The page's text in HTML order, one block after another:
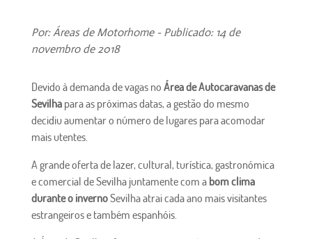
Por: Áreas de Motorhome - Publicado: 14 de
novembro de 2018
Devido à demanda de vagas no Área de Autocaravanas de
Sevilhapara as próximas datas, a gestão do mesmo
decidiu aumentar o número de lugares para acomodar
mais utentes.
A grande oferta de lazer, cultural, turística, gastronómica
e comercial de Sevilha juntamente com a bom clima
durante o invernoSevilha atrai cada ano mais visitantes
estrangeiros e também espanhóis.